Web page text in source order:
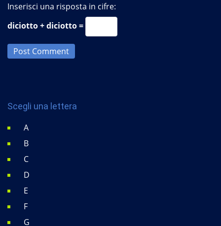
Inserisci una risposta in cifre:
diciotto + diciotto =
Post Comment
Scegli una lettera
A
B
C
D
E
F
G